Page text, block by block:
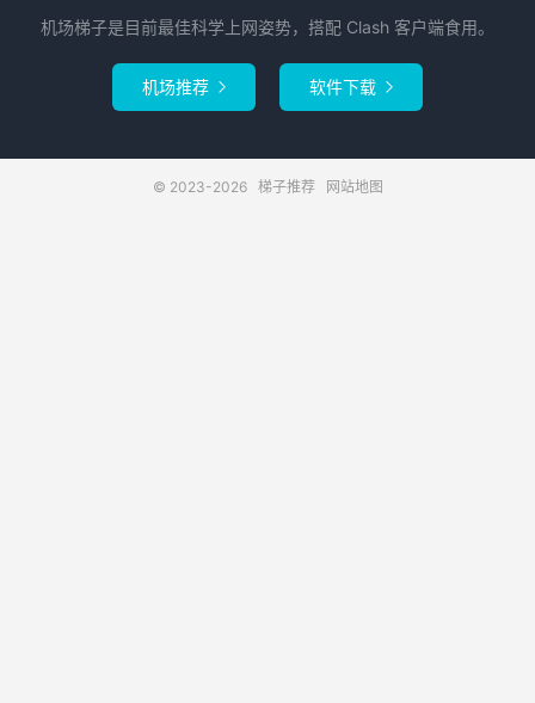
机场梯子是目前最佳科学上网姿势，搭配 Clash 客户端食用。
机场推荐  软件下载 
© 2023-2026 梯子推荐 网站地图